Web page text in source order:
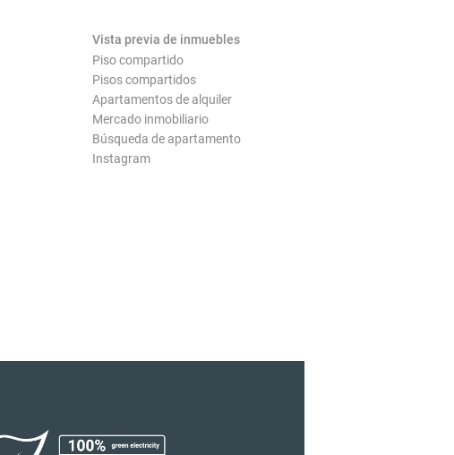
Vista previa de inmuebles
Piso compartido
Pisos compartidos
Apartamentos de alquiler
Mercado inmobiliario
Búsqueda de apartamento
Instagram